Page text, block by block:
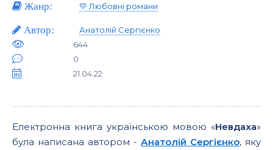
Жанр:
💛 Любовні романи
Автор:
Анатолій Сергієнко
644
0
21.04.22
Електронна книга українською мовою «Невдаха»
була написана автором - Анатолій Сергієнко, яку